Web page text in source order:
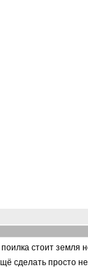
стоит земля
сделать просто